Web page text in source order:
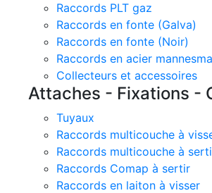
Raccords PLT gaz
Raccords en fonte (Galva)
Raccords en fonte (Noir)
Raccords en acier
Collecteurs et accessoires
Attaches - Fixations -
Tuyaux
Raccords multicouche à
Raccords multicouche à
Raccords Comap à sertir
Raccords en laiton à visser